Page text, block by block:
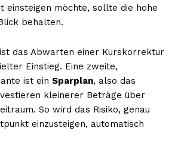
einsteigen möchte, sollte die hohe
behalten.
das Abwarten einer Kurskorrektur
Einstieg. Eine zweite,
ist ein Sparplan, also das
kleinerer Beträge über
So wird das Risiko, genau
einzusteigen, automatisch